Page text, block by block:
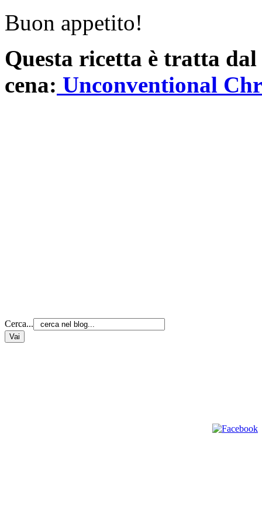
Buon appetito!
Questa ricetta è tratta
cena: Unconventional
Cerca...